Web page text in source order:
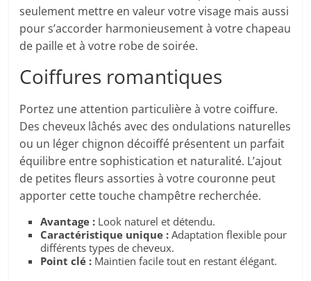
seulement mettre en valeur votre visage mais aussi
pour s’accorder harmonieusement à votre chapeau
de paille et à votre robe de soirée.
Coiffures romantiques
Portez une attention particulière à votre coiffure.
Des cheveux lâchés avec des ondulations naturelles
ou un léger chignon décoiffé présentent un parfait
équilibre entre sophistication et naturalité. L’ajout
de petites fleurs assorties à votre couronne peut
apporter cette touche champêtre recherchée.
Avantage : Look naturel et détendu.
Caractéristique unique : Adaptation flexible pour
différents types de cheveux.
Point clé : Maintien facile tout en restant élégant.